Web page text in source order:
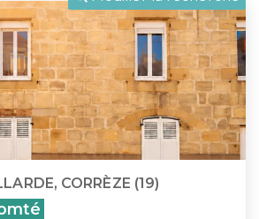
(non-résident)
la Loire
Alpes-Côte d'Azur
(971)
(974)
(972)
CORRÈZE (19)